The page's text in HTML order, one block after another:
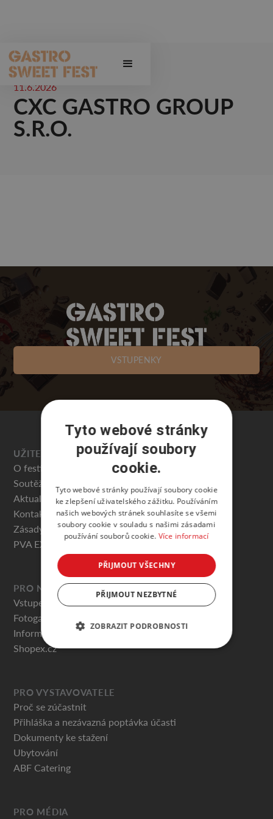
11.6.2026
CXC GASTRO GROUP
S.R.O.
VSTUPENKY
UŽITEČNÉ
O festivalu
Soutěže
Aktuality
Kontakty
Zásady ochrany osobních údajů
PVA EXPO PRAHA
PRO NÁVŠTĚVNÍKY
Vstupenky
Fotogalerie
Informace pro návštěvníky
Shopex.cz
PRO VYSTAVOVATELE
Proč se zúčastnit
Přihláška a nezávazná poptávka účasti
Dokumenty ke stažení
Ubytování
ABF Catering
PRO MÉDIA
Tyto webové stránky
používají soubory
cookie.
Tyto webové stránky používají soubory cookie
ke zlepšení uživatelského zážitku. Používáním
našich webových stránek souhlasíte se všemi
soubory cookie v souladu s našimi zásadami
používání souborů cookie. Více informací
PŘIJMOUT VŠECHNY
PŘIJMOUT NEZBYTNÉ
ZOBRAZIT PODROBNOSTI